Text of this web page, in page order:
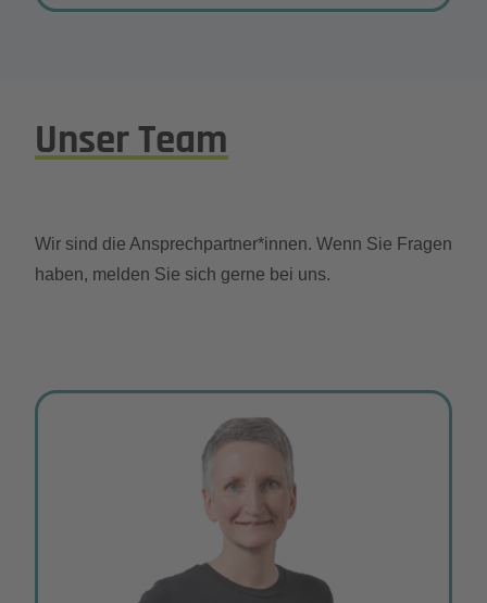
Wie würden Sie sich mit 3 Wörtern
Was möchten Sie mit dem Verein erreichen?
Neue Mitglieder gewinnen.
Kennen, mögen, vertrauen – frei nach BNI!
Unser Team
Wir sind die Ansprechpartner*innen. Wenn Sie Fragen
haben, melden Sie sich gerne bei uns.